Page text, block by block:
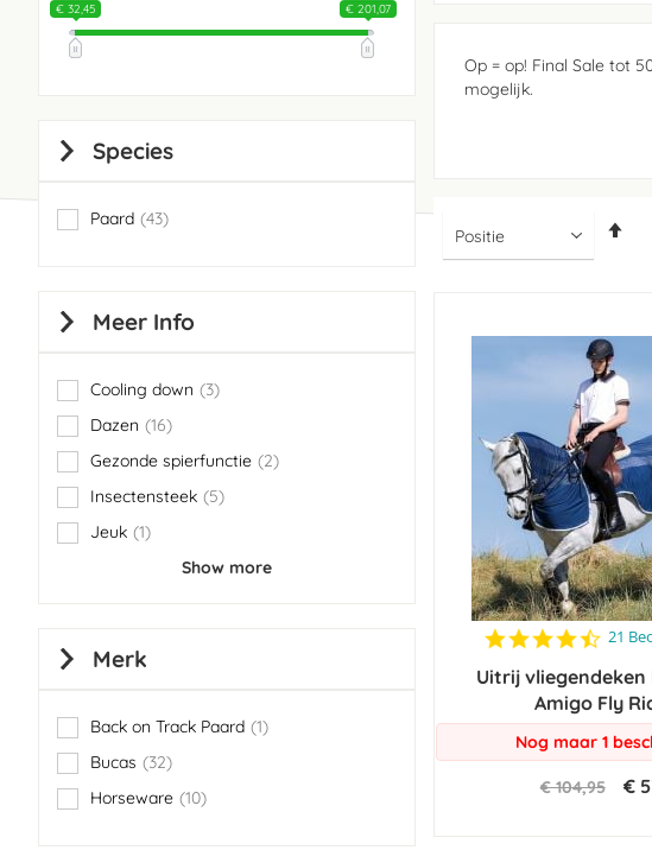
Op = op! Final Sale tot
mogelijk.
4.4
rating
21
Uitrij vliegendeken
Amigo Fly
Nog maar 1
€ 104,95 €
€ 32,45 € 201,07
Species
Paard 43
items
Meer Info
Cooling down 3
items
Dazen
16
items
Gezonde spierfunctie
2
items
Insectensteek
5
items
Jeuk 1
item
Show more
Merk
Back on Track Paard 1
item
Bucas
32
items
Horseware 10
items